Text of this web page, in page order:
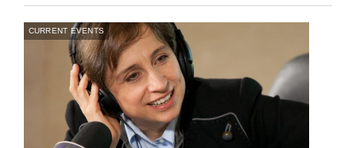
CURRENT EVENTS